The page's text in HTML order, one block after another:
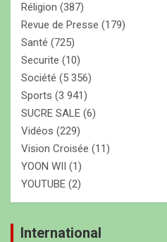
Réligion (387)
Revue de Presse (179)
Santé (725)
Securite (10)
Société (5 356)
Sports (3 941)
SUCRE SALE (6)
Vidéos (229)
Vision Croisée (11)
YOON WII (1)
YOUTUBE (2)
International